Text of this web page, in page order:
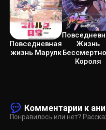
Повседневная
жизнь Марулк
Жизнь
Короля
Комментарии к
Понравилось или нет?